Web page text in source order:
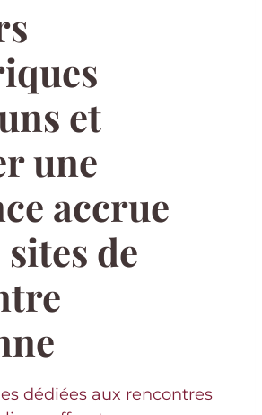
et
une
accrue
de
dédiées aux rencontres